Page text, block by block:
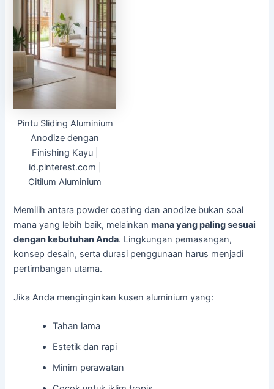
Pintu Sliding Aluminium
Anodize dengan
Finishing Kayu |
id.pinterest.com |
Citilum Aluminium
Memilih antara powder coating dan anodize bukan soal
mana yang lebih baik, melainkanmana yang paling sesuai
dengan kebutuhan Anda. Lingkungan pemasangan,
konsep desain, serta durasi penggunaan harus menjadi
pertimbangan utama.
Jika Anda menginginkan kusen aluminium yang:
Tahan lama
Estetik dan rapi
Minim perawatan